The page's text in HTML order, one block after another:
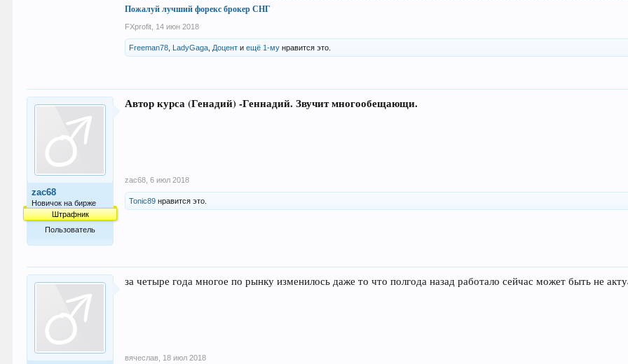
Пожалуй лучший форекс брокер СНГ
FXprofit 14 июн 2018
Freeman78 LadyGaga Доцент иещё 1-му нравится это.
zac68
Новичок на бирже
Штрафник
Пользователь
Автор курса (Генадий) -Геннадий. Звучит многообещающи.
zac68 6 июл 2018
Tonic89 нравится это.
за четыре года многое по рынку изменилось даже то что полгода назад работало сейчас может быть не
вячеслав 18 июл 2018